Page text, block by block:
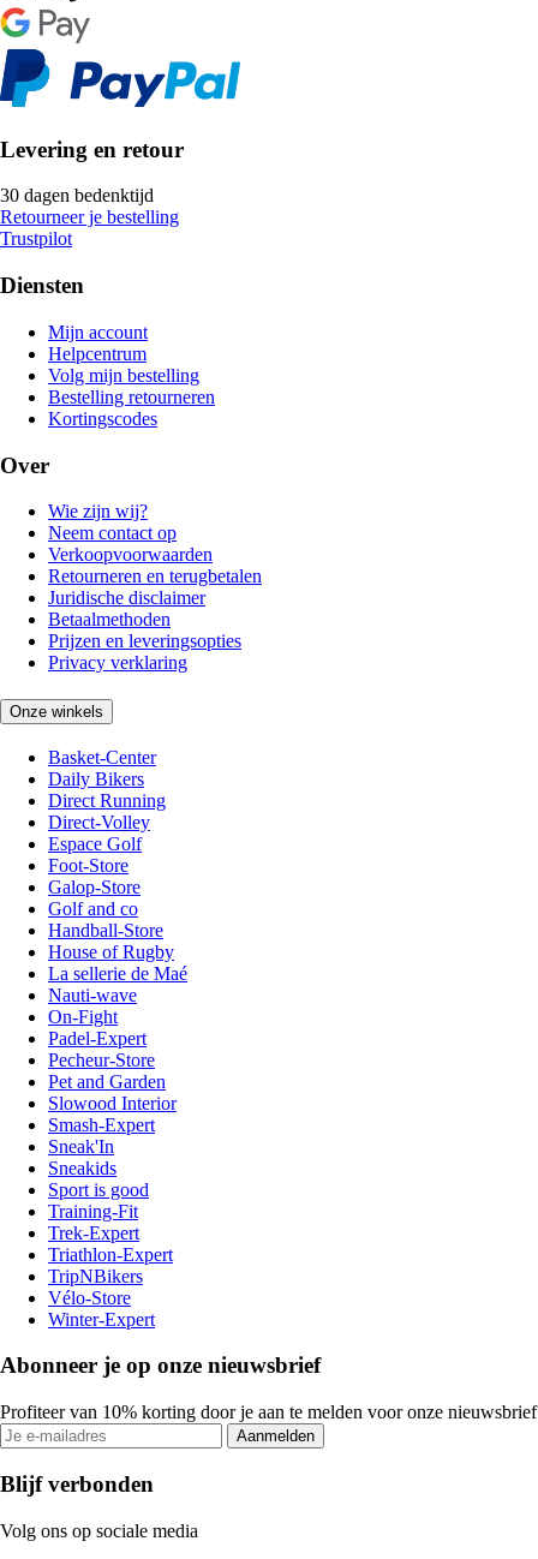
Levering en retour
30 dagen bedenktijd
Retourneer je bestelling
Trustpilot
Diensten
Mijn account
Helpcentrum
Volg mijn bestelling
Bestelling retourneren
Kortingscodes
Over
Wie zijn wij?
Neem contact op
Verkoopvoorwaarden
Retourneren en terugbetalen
Juridische disclaimer
Betaalmethoden
Prijzen en leveringsopties
Privacy verklaring
Onze winkels
Basket-Center
Daily Bikers
Direct Running
Direct-Volley
Espace Golf
Foot-Store
Galop-Store
Golf and co
Handball-Store
House of Rugby
La sellerie de Maé
Nauti-wave
On-Fight
Padel-Expert
Pecheur-Store
Pet and Garden
Slowood Interior
Smash-Expert
Sneak'In
Sneakids
Sport is good
Training-Fit
Trek-Expert
Triathlon-Expert
TripNBikers
Vélo-Store
Winter-Expert
Abonneer je op onze nieuwsbrief
Profiteer van 10% korting door je aan te melden voor onze nieuwsbrief
Aanmelden
Blijf verbonden
Volg ons op sociale media